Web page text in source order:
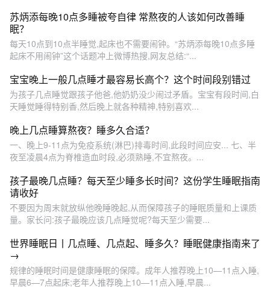
苏炳添每晚10点多睡被夸自律 常熬夜的人该如何改善睡
眠？
每天10点到10点半睡觉,起床也不需要闹钟。“苏炳添每晚10点多睡
起床不用闹钟”这个话题冲上微博热搜,网友总结:“...
宝宝晚上一般几点睡才最容易长高个？这个时间段别错过
为孩子几点睡觉跟孩子他爸,他奶奶没少闹过矛盾。宝宝有段时间,白
天睡觉睡得特别香,然后晚上就各种精神,特别喜欢...
晚上几点睡算熬夜？睡多久合适？
一、晚上9-11点为免疫系统(淋巴)排毒时间,此段时间应安... 七、半
夜至凌晨4点为脊椎造血时段,必须熟睡,不宜熬夜。...
孩子最晚几点睡？每天至少睡多长时间？这份学生睡眠指南
请收好
不要因为周末就放纵他晚睡晚起,从而保障孩子的睡眠质量和上课质
量。家长问:孩子最晚应该几点睡觉呢?每天至少需要...
世界睡眠日丨几点睡、几点起、睡多久？睡眠健康指南来了
→
规律的睡眠时间是健康睡眠的保障。成年人推荐晚上10—11点入睡,
早晨6—7点起床;老年人推荐晚上10—11点入睡,早晨...